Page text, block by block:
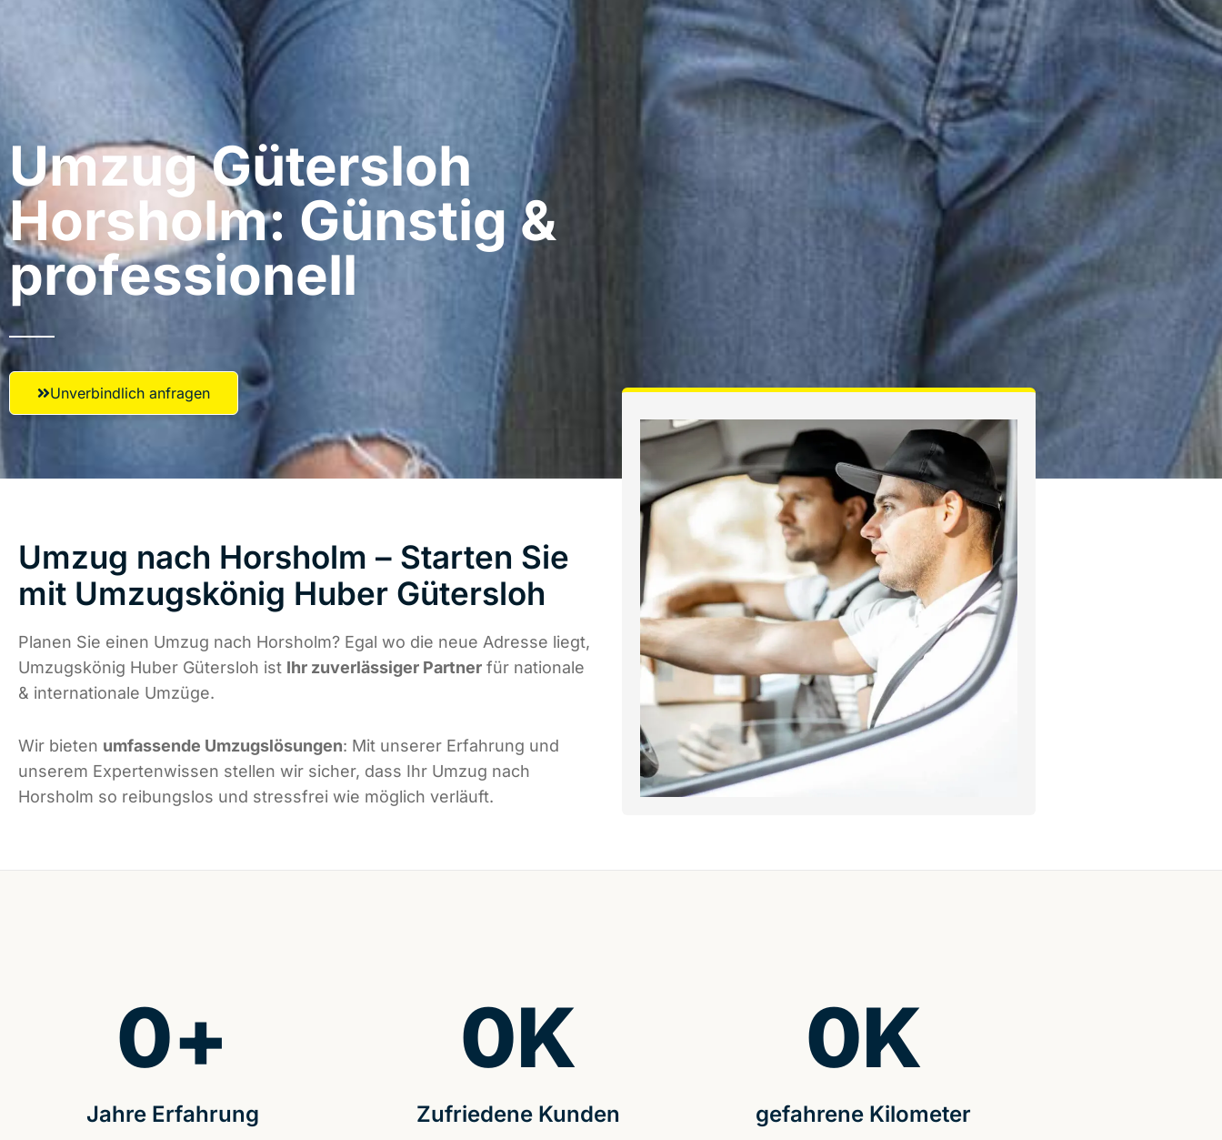
Umzug Gütersloh​
Horsholm: Günstig &
professionell​
Unverbindlich anfragen
Umzug nach Horsholm – Starten Sie
mit Umzugskönig Huber Gütersloh
Planen Sie einen Umzug nach Horsholm? Egal wo die neue Adresse liegt,
Umzugskönig Huber Gütersloh ist Ihr zuverlässiger Partner für nationale
& internationale Umzüge.
Wir bieten umfassende Umzugslösungen: Mit unserer Erfahrung und
unserem Expertenwissen stellen wir sicher, dass Ihr Umzug nach
Horsholm so reibungslos und stressfrei wie möglich verläuft.
Jahre Erfahrung
0+
Zufriedene Kunden
0K
gefahrene Kilometer
0K